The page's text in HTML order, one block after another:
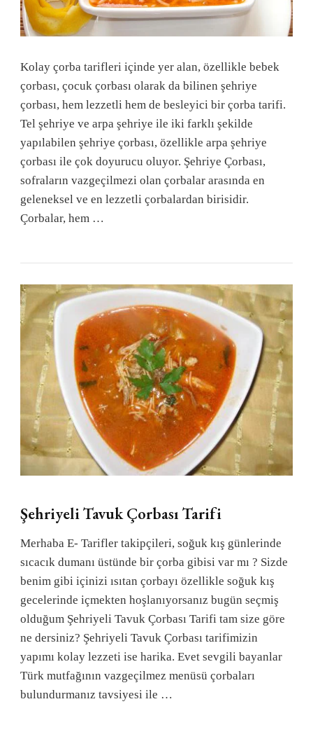
Kolay çorba tarifleri içinde yer alan, özellikle bebek
çorbası, çocuk çorbası olarak da bilinen şehriye
çorbası, hem lezzetli hem de besleyici bir çorba tarifi.
Tel şehriye ve arpa şehriye ile iki farklı şekilde
yapılabilen şehriye çorbası, özellikle arpa şehriye
çorbası ile çok doyurucu oluyor. Şehriye Çorbası,
sofraların vazgeçilmezi olan çorbalar arasında en
geleneksel ve en lezzetli çorbalardan birisidir.
Çorbalar, hem …
Şehriyeli Tavuk Çorbası Tarifi
Merhaba E- Tarifler takipçileri, soğuk kış günlerinde
sıcacık dumanı üstünde bir çorba gibisi var mı ? Sizde
benim gibi içinizi ısıtan çorbayı özellikle soğuk kış
gecelerinde içmekten hoşlanıyorsanız bugün seçmiş
olduğum Şehriyeli Tavuk Çorbası Tarifi tam size göre
ne dersiniz? Şehriyeli Tavuk Çorbası tarifimizin
yapımı kolay lezzeti ise harika. Evet sevgili bayanlar
Türk mutfağının vazgeçilmez menüsü çorbaları
bulundurmanız tavsiyesi ile …